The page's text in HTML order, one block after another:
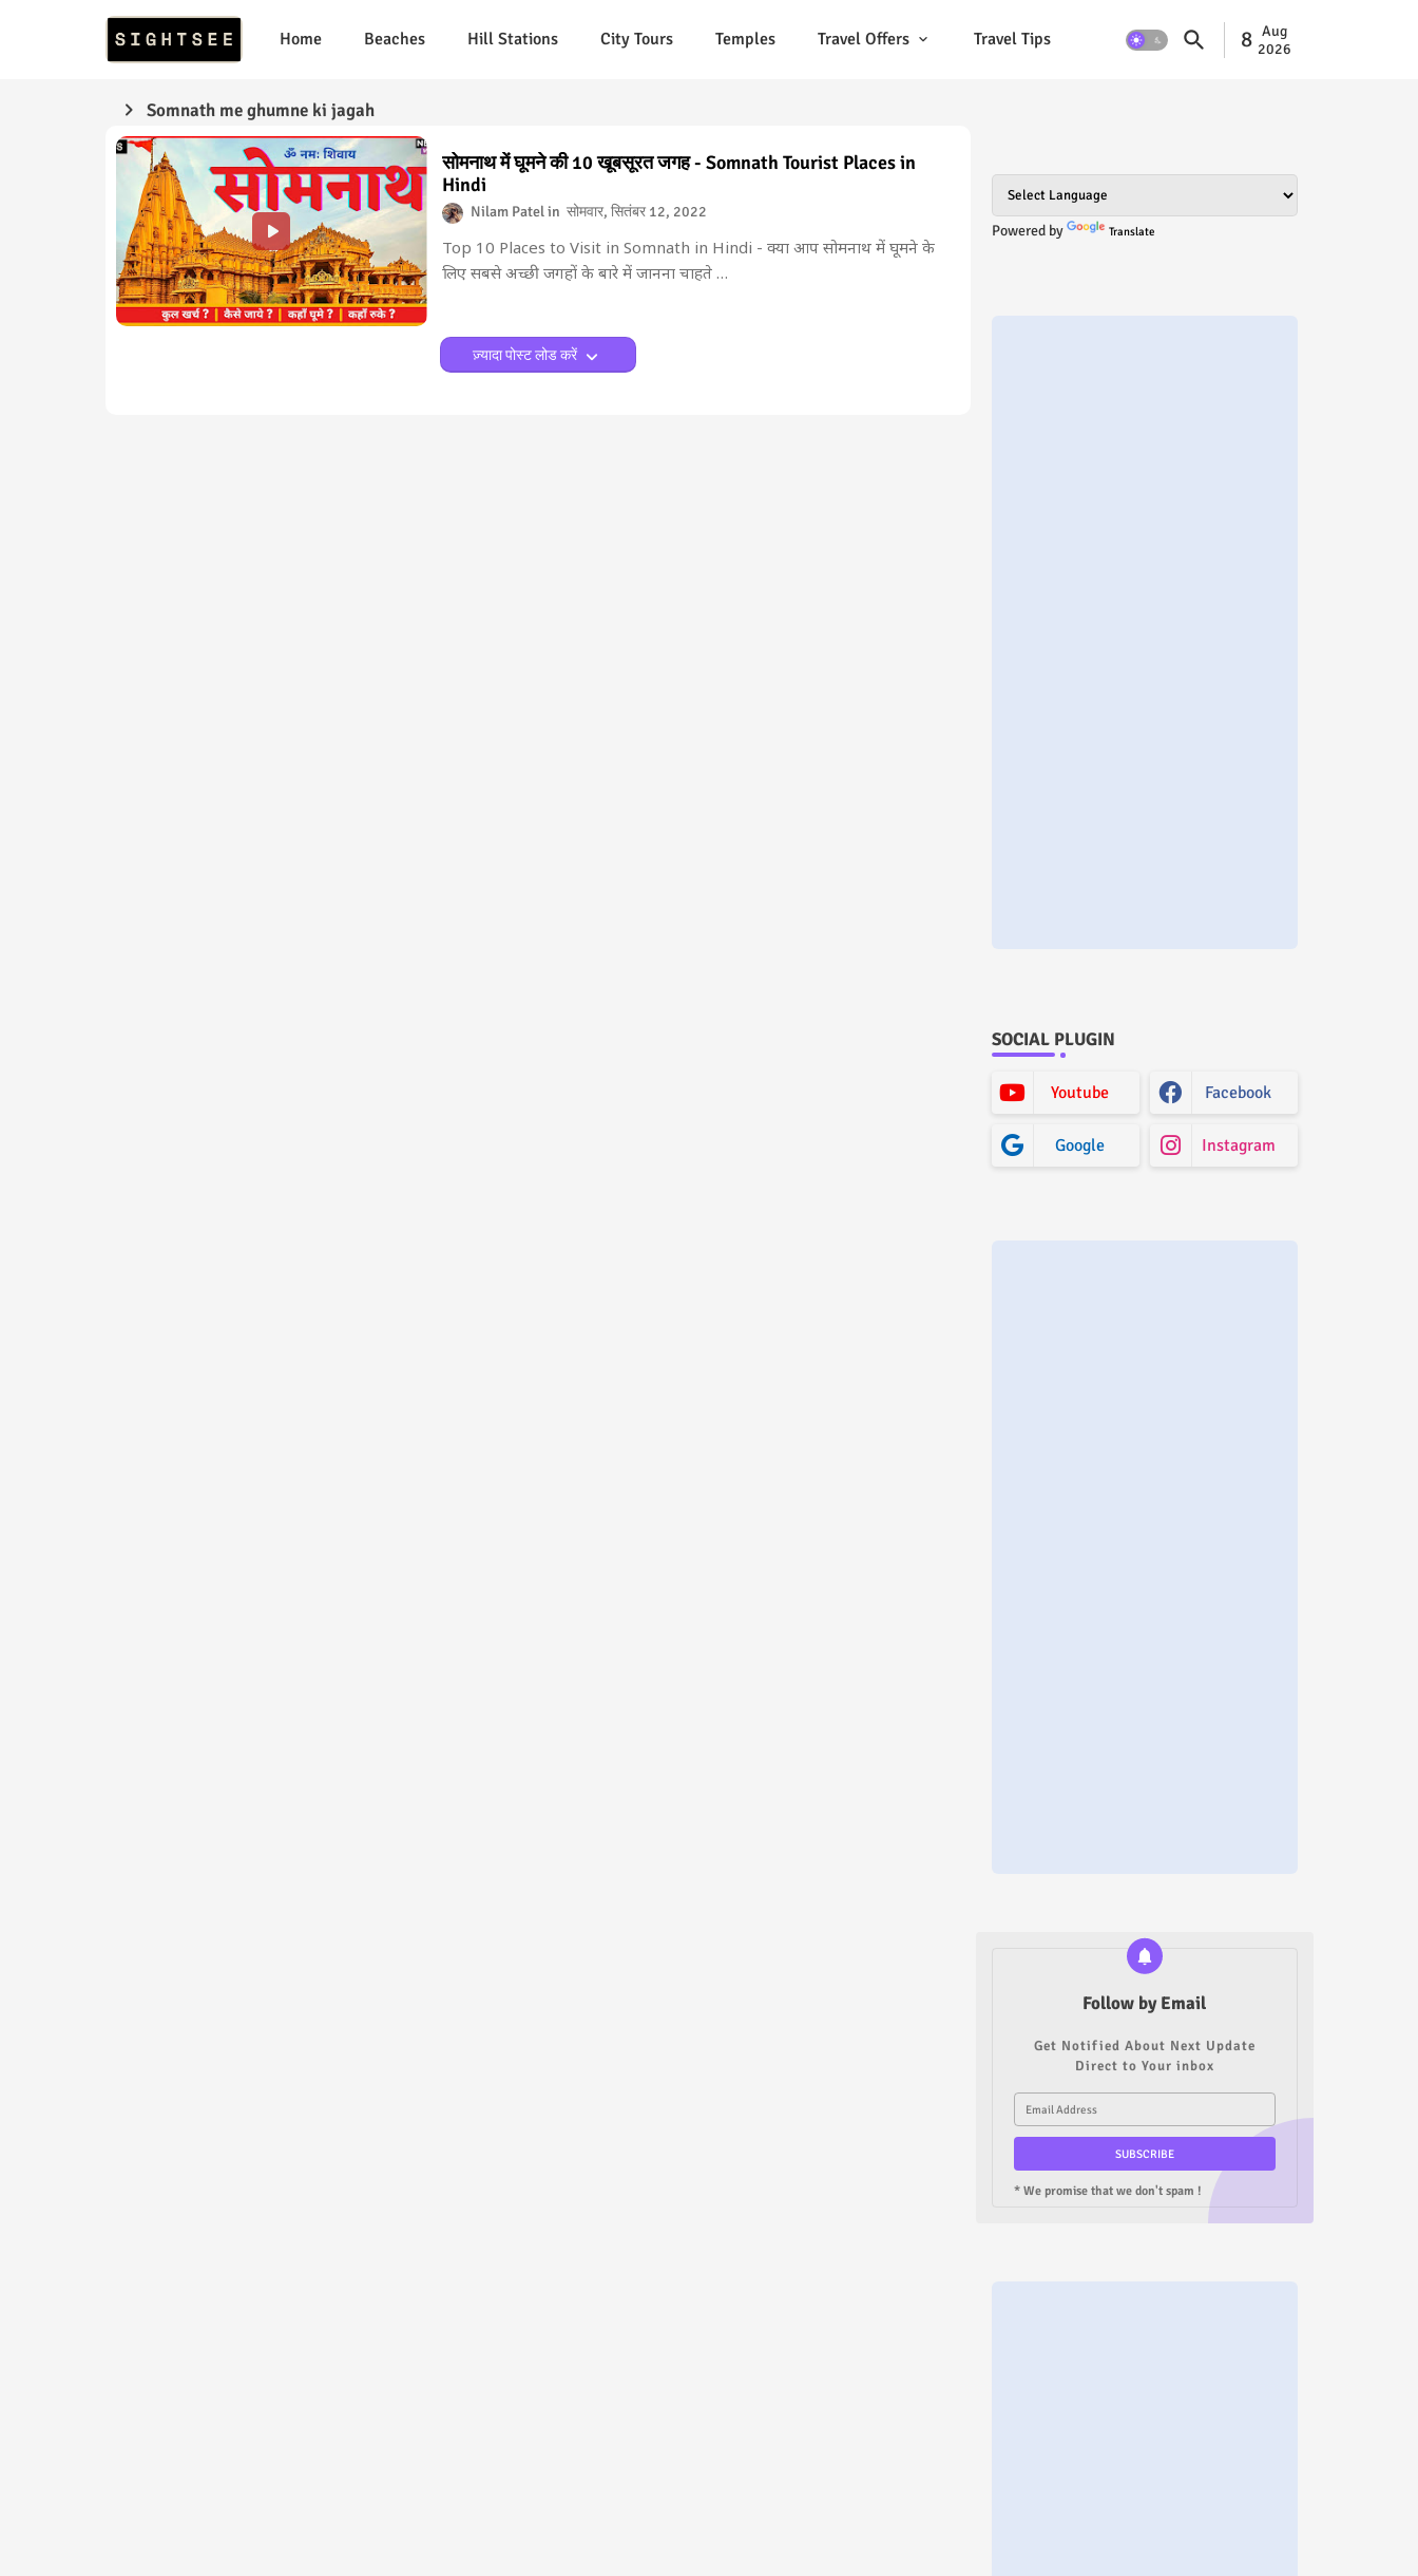
Home Beaches Hill Stations City Tours Temples Travel Offers Travel Tips 8 Aug
2026
Somnath me ghumne ki jagah
सोमनाथ में घूमने की 10 खूबसूरत जगह - Somnath Tourist Places in
Hindi
Nilam Patel सोमवार, सितंबर 12, 2022
Top 10 Places to Visit in Somnath in Hindi - क्या आप सोमनाथ में घूमने के
लिए सबसे अच्छी जगहों के बारे में जानना चाहते …
ज़्यादा पोस्ट लोड करें
Powered by Translate
SOCIAL PLUGIN
Youtube Facebook
Google Instagram
Follow by Email
Get Notified About Next Update
Direct to Your inbox
* We promise that we don't spam !